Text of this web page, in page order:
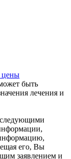
цены
быть
лечения и
следующими
его, Вы
заявлением и